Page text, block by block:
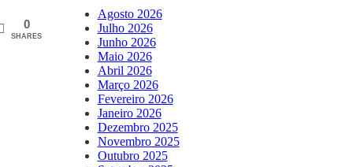
0
SHARES
Agosto 2026
Julho 2026
Junho 2026
Maio 2026
Abril 2026
Março 2026
Fevereiro 2026
Janeiro 2026
Dezembro 2025
Novembro 2025
Outubro 2025